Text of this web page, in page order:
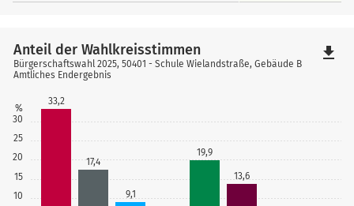
10
15
20
25
30
%
33,2
17,4
9,1
19,9
13,6
Anteil der Wahlkreisstimmen
Bürgerschaftswahl 2025, 50401 - Schule Wielandstraße, Gebäude B
Amtliches Endergebnis
file_download